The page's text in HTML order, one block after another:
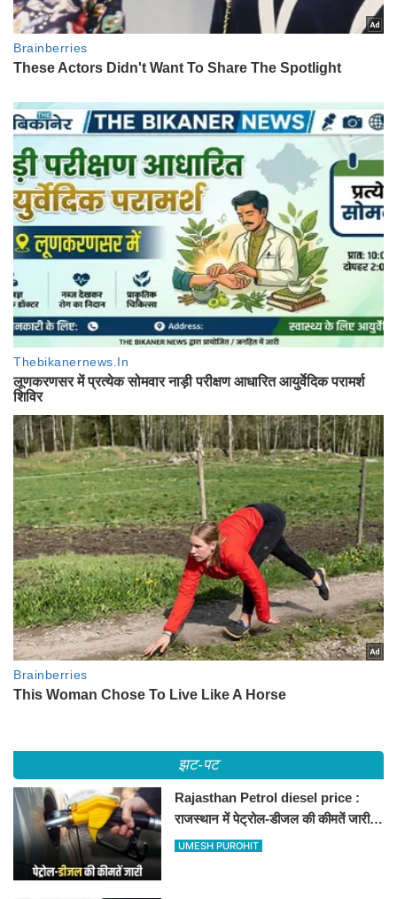
झट-पट
Rajasthan Petrol diesel price :
राजस्थान में पेट्रोल-डीजल की कीमतें जारी,
जानिए बीकानेर समेत पुरे प्रदेश में नए रेट
UMESH PUROHIT